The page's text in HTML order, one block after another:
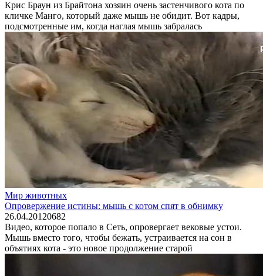
Крис Браун из Брайтона хозяин очень застенчивого кота по
кличке Манго, который даже мышь не обидит. Вот кадры,
подсмотренные им, когда наглая мышь забралась
Мир животных
Опровержение истины: мышь с котом спят в обнимку
26.04.20120682
Видео, которое попало в Сеть, опровергает вековые устои.
Мышь вместо того, чтобы бежать, устраивается на сон в
объятиях кота - это новое продолжение старой